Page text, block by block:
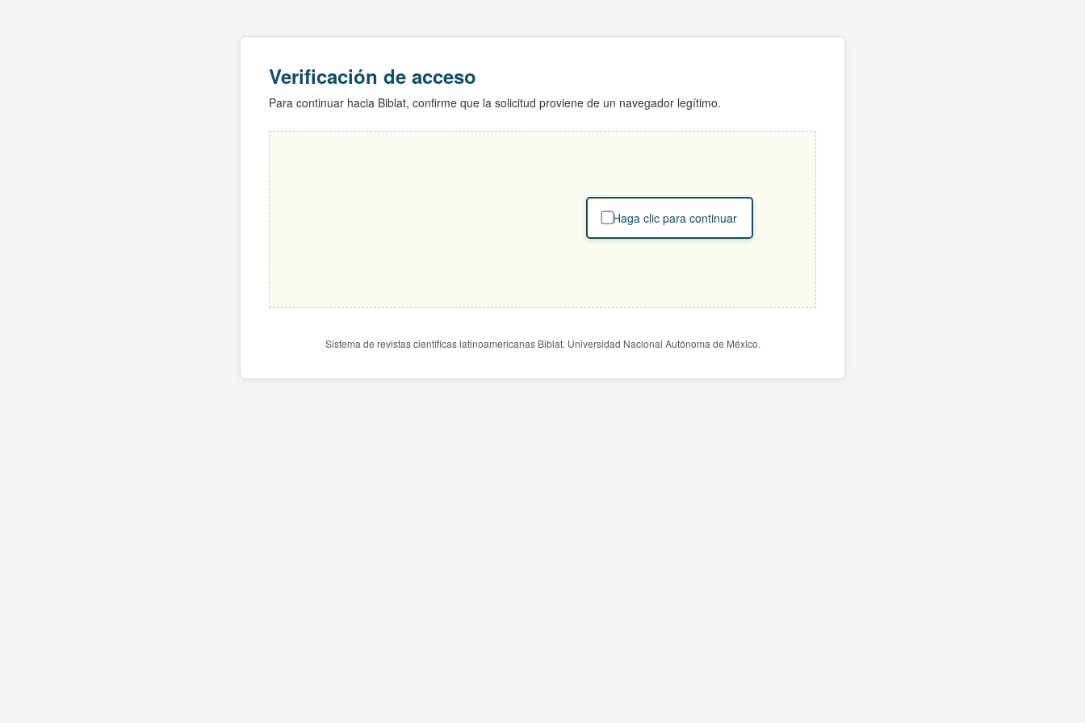
Verificación de acceso
Para continuar hacia Biblat, confirme que la solicitud proviene de un navegador legítimo.
Haga clic para continuar
Sistema de revistas científicas latinoamericanas Biblat. Universidad Nacional Autónoma de México.